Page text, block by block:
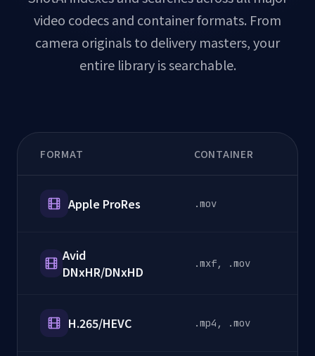
video codecs and container formats. From
camera originals to delivery masters, your
entire library is searchable.
FORMAT CONTAINER
Apple ProRes .mov
Avid
DNxHR/DNxHD
.mxf, .mov
H.265/HEVC .mp4, .mov